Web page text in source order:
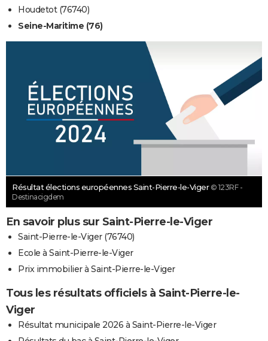
Houdetot (76740)
Seine-Maritime (76)
Résultat élections européennes Saint-Pierre-le-Viger © 123RF -
Destinacigdem
En savoir plus sur Saint-Pierre-le-Viger
Saint-Pierre-le-Viger (76740)
Ecole à Saint-Pierre-le-Viger
Prix immobilier à Saint-Pierre-le-Viger
Tous les résultats officiels à Saint-Pierre-le-
Viger
Résultat municipale 2026 à Saint-Pierre-le-Viger